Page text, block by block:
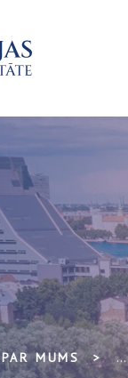
PAR MUMS ...